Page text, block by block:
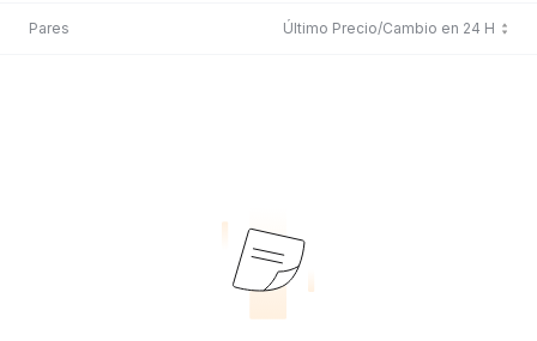
Pares Último Precio/Cambio en 24 H